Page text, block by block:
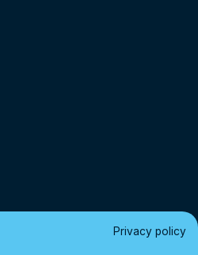
Privacy policy